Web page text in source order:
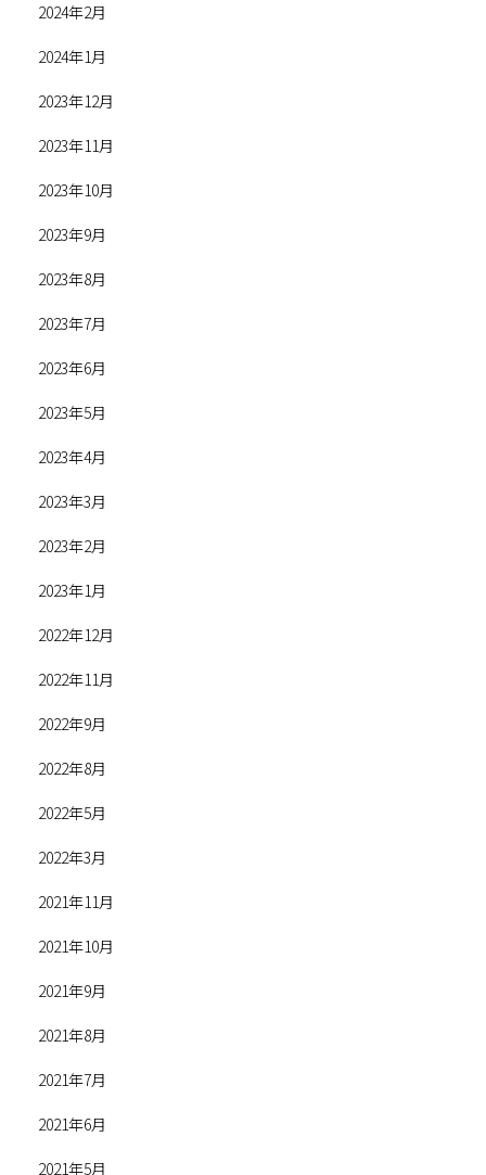
2024年2月
2024年1月
2023年12月
2023年11月
2023年10月
2023年9月
2023年8月
2023年7月
2023年6月
2023年5月
2023年4月
2023年3月
2023年2月
2023年1月
2022年12月
2022年11月
2022年9月
2022年8月
2022年5月
2022年3月
2021年11月
2021年10月
2021年9月
2021年8月
2021年7月
2021年6月
2021年5月